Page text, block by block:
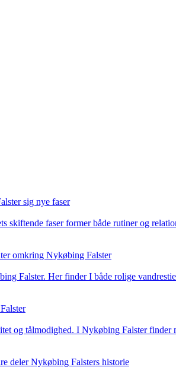
sig nye faser
skiftende faser former både rutiner og
omkring Nykøbing Falster
Falster. Her finder I både rolige
og tålmodighed. I Nykøbing Falster finder
deler Nykøbing Falsters historie